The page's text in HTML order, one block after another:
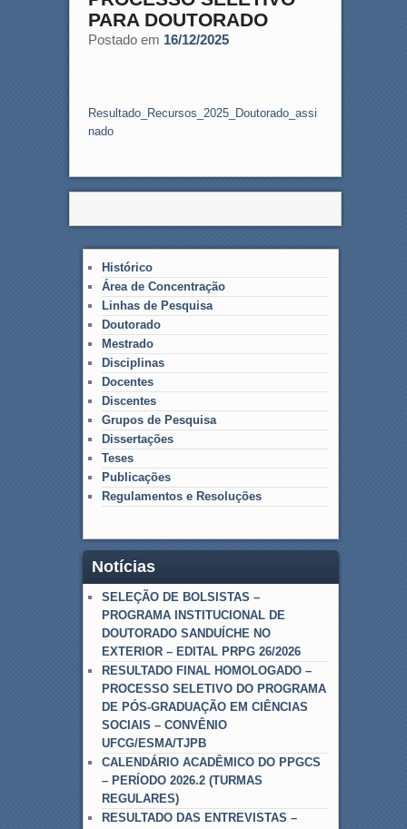
PARA DOUTORADO
Postado em 16/12/2025
Resultado_Recursos_2025_Doutorado_assi
nado
Histórico
Área de Concentração
Linhas de Pesquisa
Doutorado
Mestrado
Disciplinas
Docentes
Discentes
Grupos de Pesquisa
Dissertações
Teses
Publicações
Regulamentos e Resoluções
Notícias
SELEÇÃO DE BOLSISTAS –
PROGRAMA INSTITUCIONAL DE
DOUTORADO SANDUÍCHE NO
EXTERIOR – EDITAL PRPG 26/2026
RESULTADO FINAL HOMOLOGADO –
PROCESSO SELETIVO DO PROGRAMA
DE PÓS-GRADUAÇÃO EM CIÊNCIAS
SOCIAIS – CONVÊNIO
UFCG/ESMA/TJPB
CALENDÁRIO ACADÊMICO DO PPGCS
– PERÍODO 2026.2 (TURMAS
REGULARES)
RESULTADO DAS ENTREVISTAS –